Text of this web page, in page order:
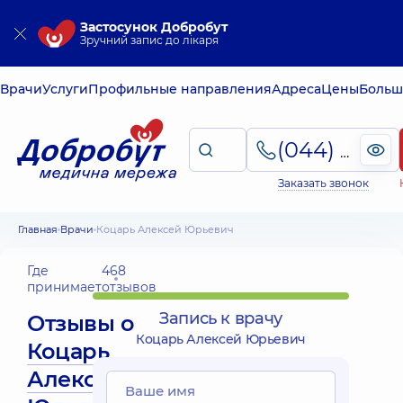
Застосунок Добробут
Зручний запис до лікаря
ВрачиУслугиПрофильные направленияАдресаЦены
(044) 495-2-888
Заказать звонок
Главная Врачи Коцарь Алексей Юрьевич
Где
принимает
468
отзывов
Отзывы о
Коцарь
Алексей
Запись к врачу
Коцарь Алексей Юрьевич